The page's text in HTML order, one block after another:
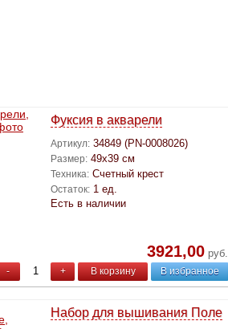
Фуксия в акварели
Артикул: 34849 (PN-0008026)
Размер: 49х39 см
Техника: Счетный крест
Остаток: 1 ед.
Есть в наличии
3921,00 руб.
- + В корзину В избранное
Набор для вышивания Поле